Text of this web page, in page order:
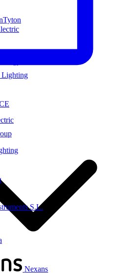
Lighting
S.L.
Nexans